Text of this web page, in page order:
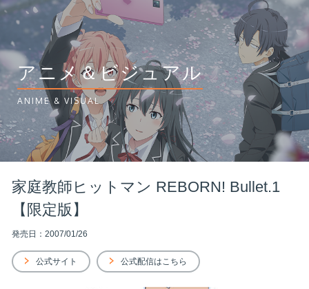
アニメ＆ビジュアル
ANIME & VISUAL
家庭教師ヒットマン REBORN! Bullet.1
【限定版】
発売日：2007/01/26
公式サイト 公式配信はこちら